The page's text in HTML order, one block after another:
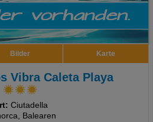
Bilder Karte
Vibra Caleta Playa
Ciutadella
Balearen